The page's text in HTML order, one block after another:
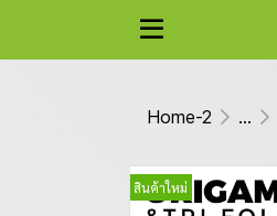
Home-2 ...
สินค้าใหม่